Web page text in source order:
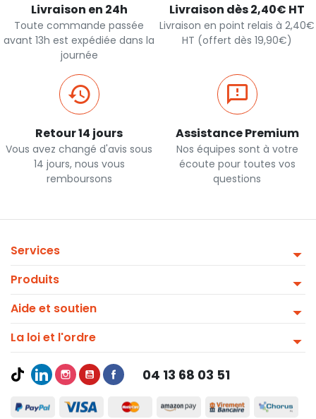
Livraison en 24h
Toute commande passée
avant 13h est expédiée dans la
journée
Livraison dès 2,40€ HT
Livraison en point relais à 2,40€
HT (offert dès 19,90€)
Retour 14 jours
Vous avez changé d'avis sous
14 jours, nous vous
remboursons
Assistance Premium
Nos équipes sont à votre
écoute pour toutes vos
questions
Services
Produits
Aide et soutien
La loi et l'ordre
04 13 68 03 51